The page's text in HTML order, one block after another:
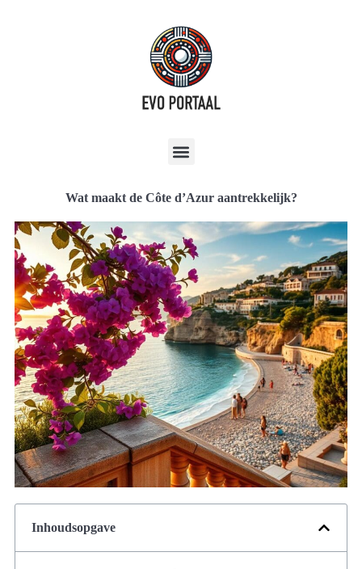
Wat maakt de Côte d’Azur aantrekkelijk?
Inhoudsopgave